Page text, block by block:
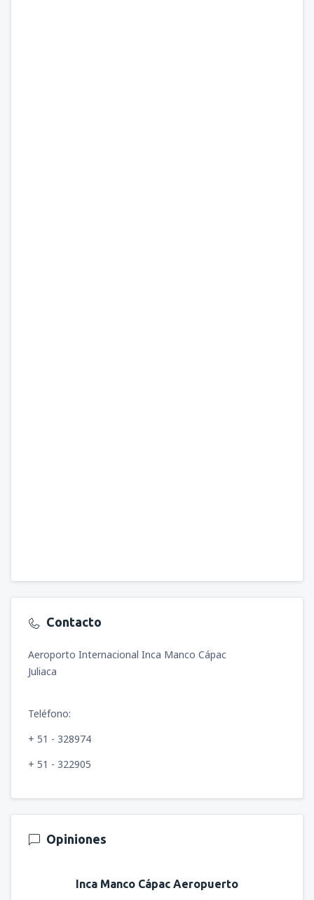
Contacto
Aeroporto Internacional Inca Manco Cápac
Juliaca
Teléfono:
+ 51 - 328974
+ 51 - 322905
Opiniones
Inca Manco Cápac Aeropuerto